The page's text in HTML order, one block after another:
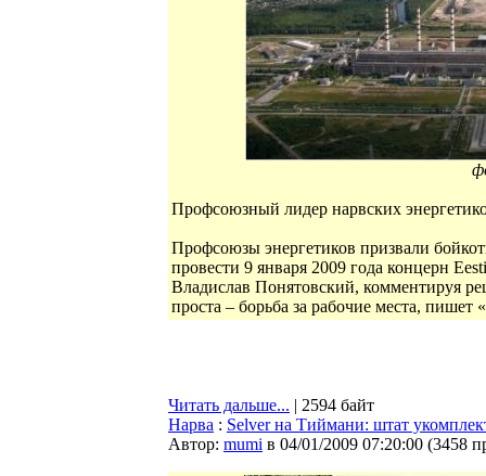
Профсоюзный лидер нарвских
Профсоюзы энергетиков призвали
провести 9 января 2009 года концерн
Владислав Понятовский, комментируя
проста – борьба за рабочие места, пишет
Читать дальше... | 2594 байт
Нарва : Selver на Тиймани: штат
Автор: mumi в 04/01/2009 07:20:00 (3458